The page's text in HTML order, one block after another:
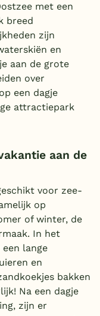
met een
breed
zijn
en
aan de grote
over
een dagje
attractiepark
aan de
voor zee-
op
of winter, de
In het
lange
en
bakken
Na een dagje
zijn er